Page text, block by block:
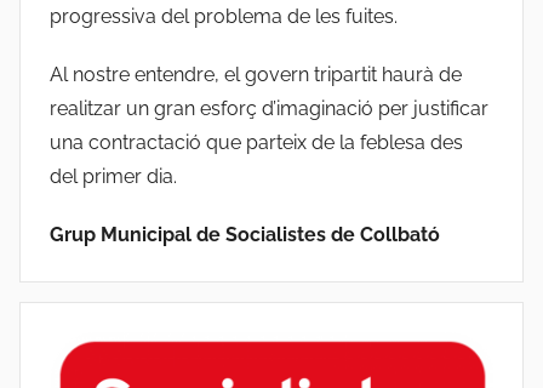
progressiva del problema de les fuites.
Al nostre entendre, el govern tripartit haurà de
realitzar un gran esforç d’imaginació per justificar
una contractació que parteix de la feblesa des
del primer dia.
Grup Municipal de Socialistes de Collbató